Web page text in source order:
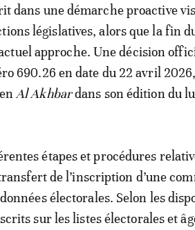
dans une démarche proactive
législatives, alors que la fin
approche. Une décision
690.26 en date du 22 avril
Al Akhbardans son édition du
étapes et procédures
de l’inscription d’une
électorales. Selon les
sur les listes électorales et